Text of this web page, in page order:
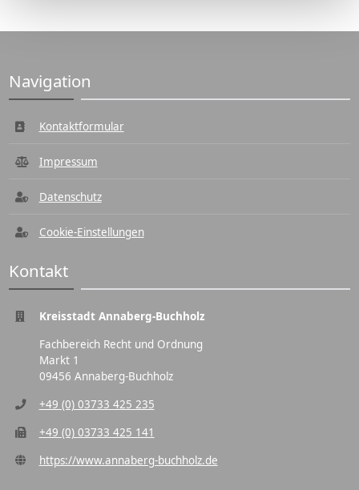
Navigation
Kontaktformular
Impressum
Datenschutz
Cookie-Einstellungen
Kontakt
Kreisstadt Annaberg-Buchholz
Fachbereich Recht und Ordnung
Markt 1
09456 Annaberg-Buchholz
+49 (0) 03733 425 235
+49 (0) 03733 425 141
https://www.annaberg-buchholz.de